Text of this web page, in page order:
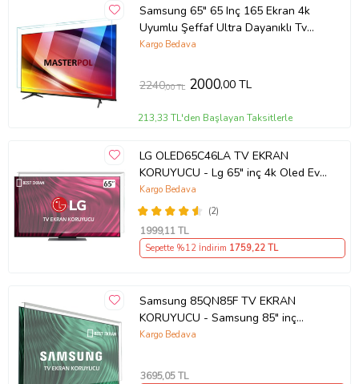
Samsung 65" 65 Inç 165 Ekran 4k
Uyumlu Şeffaf Ultra Dayanıklı Tv
Ekran KORUYUCU
Kargo Bedava
2240,00 TL 2000,00 TL
213,33 TL'den Başlayan Taksitlerle
LG OLED65C46LA TV EKRAN
KORUYUCU - Lg 65" inç 4k Oled Evo
Ekran Koruyucu
(2)
Kargo Bedava
1999,11 TL
Sepette %12 İndirim 1759,22 TL
Samsung 85QN85F TV EKRAN
KORUYUCU - Samsung 85" inç
214cm 216 Ekran Tv ekran Koruyucu
Kargo Bedava
3695,05 TL